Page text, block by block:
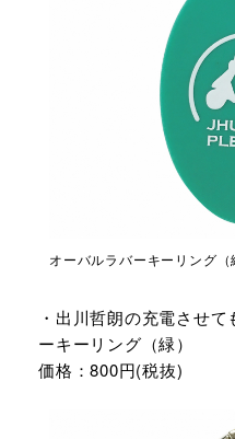
オーバルラバーキーリング（
・出川哲朗の充電させ
ーキーリング（緑）
価格：800円(税抜)